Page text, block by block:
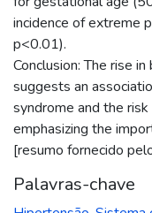
incidence of extreme
p<0.01).
Conclusion: The rise
suggests an
syndrome and the
emphasizing the
[resumo fornecido
Palavras-chave